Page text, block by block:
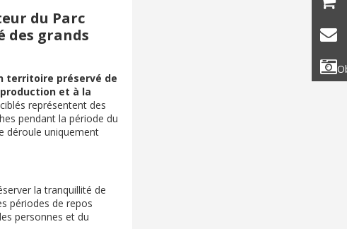
du Parc
des grands
territoire préservé de
et à la
représentent des
pendant la période du
déroule uniquement
la tranquillité de
périodes de repos
personnes et du